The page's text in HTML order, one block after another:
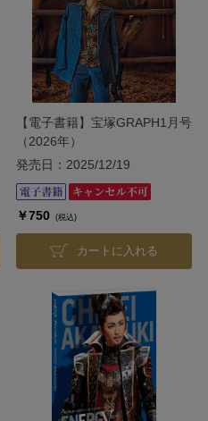
【電子書籍】宝塚GRAPH1月号
（2026年）
発売日：2025/12/19
￥750 (税込)
カートに入れる